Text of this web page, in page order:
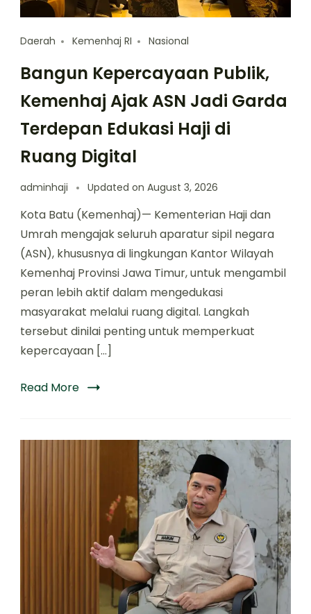
Daerah Kemenhaj RI Nasional
Bangun Kepercayaan Publik,
Kemenhaj Ajak ASN Jadi Garda
Terdepan Edukasi Haji di
Ruang Digital
adminhaji Updated on August 3, 2026
Kota Batu (Kemenhaj)— Kementerian Haji dan
Umrah mengajak seluruh aparatur sipil negara
(ASN), khususnya di lingkungan Kantor Wilayah
Kemenhaj Provinsi Jawa Timur, untuk mengambil
peran lebih aktif dalam mengedukasi
masyarakat melalui ruang digital. Langkah
tersebut dinilai penting untuk memperkuat
kepercayaan […]
Read More